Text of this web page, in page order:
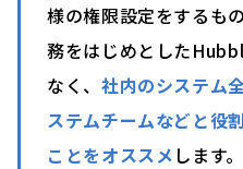
様の権限設定をするも
務をはじめとした
なく、 社内のシステム
ステムチームなどと役
ことをオススメ します。